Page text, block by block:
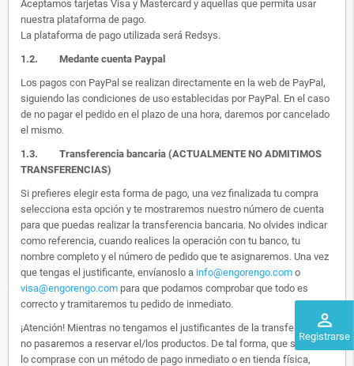
perm_identity
Registrarse
Aceptamos tarjetas Visa y Mastercard y aquellas que permita usar
nuestra plataforma de pago.
La plataforma de pago utilizada será Redsys.
1.2. Medante cuenta Paypal
Los pagos con PayPal se realizan directamente en la web de PayPal,
siguiendo las condiciones de uso establecidas por PayPal. En el caso
de no pagar el pedido en el plazo de una hora, daremos por cancelado
el mismo.
1.3. Transferencia bancaria (ACTUALMENTE NO ADMITIMOS
TRANSFERENCIAS)
Si prefieres elegir esta forma de pago, una vez finalizada tu compra
selecciona esta opción y te mostraremos nuestro número de cuenta
para que puedas realizar la transferencia bancaria. No olvides indicar
como referencia, cuando realices la operación con tu banco, tu
nombre completo y el número de pedido que te asignaremos. Una vez
que tengas el justificante, envíanoslo a info@engorengo.com o
visa@engorengo.com para que podamos comprobar que todo es
correcto y tramitaremos tu pedido de inmediato.
¡Atención! Mientras no tengamos el justificantes de la transferencia,
no pasaremos a reservar el/los productos. De tal forma, que si alguien
lo comprase con un método de pago inmediato o en tienda física,